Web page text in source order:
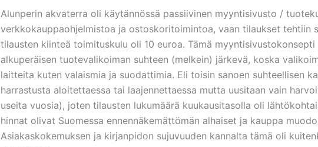
Alunperin akvaterra oli käytännössä passiivinen myyntisivusto /
verkkokauppaohjelmistoa ja ostoskoritoimintoa, vaan tilaukset tehtiin
tilausten kiinteä toimituskulu oli 10 euroa. Tämä myyntisivustokonsepti
alkuperäisen tuotevalikoiman suhteen (melkein) järkevä, koska
laitteita kuten valaismia ja suodattimia. Eli toisin sanoen suhteellisen
harrastusta aloitettaessa tai laajennettaessa mutta uusitaan vain
useita vuosia), joten tilausten lukumäärä kuukausitasolla oli
hinnat olivat Suomessa ennennäkemättömän alhaiset ja kauppa
Asiakaskokemuksen ja kirjanpidon sujuvuuden kannalta tämä oli